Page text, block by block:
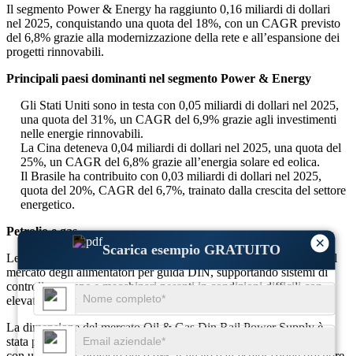
×
Scarica esempio GRATUITO
Il segmento Power & Energy ha raggiunto 0,16 miliardi di dollari
nel 2025, conquistando una quota del 18%, con un CAGR previsto
del 6,8% grazie alla modernizzazione della rete e all’espansione dei
progetti rinnovabili.
Principali paesi dominanti nel segmento Power & Energy
Gli Stati Uniti sono in testa con 0,05 miliardi di dollari nel 2025,
una quota del 31%, un CAGR del 6,9% grazie agli investimenti
nelle energie rinnovabili.
La Cina deteneva 0,04 miliardi di dollari nel 2025, una quota del
25%, un CAGR del 6,8% grazie all’energia solare ed eolica.
Il Brasile ha contribuito con 0,03 miliardi di dollari nel 2025,
quota del 20%, CAGR del 6,7%, trainato dalla crescita del settore
energetico.
Petrolio e gas
Le applicazioni Oil & Gas detengono una quota di circa il 17% nel
mercato degli alimentatori per guida DIN, supportando sistemi di
controllo, pompe e macchinari pesanti in condizioni difficili con
elevata affidabilità operativa.
La dimensione del mercato Oil & Gas Din Rail Power Supply è
stata pari a 0,15 miliardi di dollari nel 2025, pari al 17% di quota,